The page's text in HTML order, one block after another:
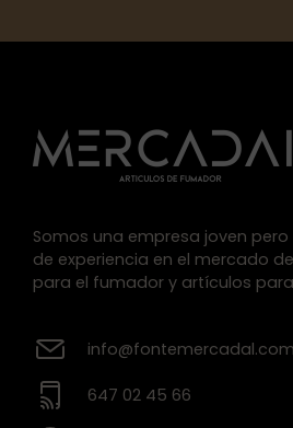
Somos una empresa joven
de experiencia en el mercado
para el fumador y artículos
info@fontemercadal.com
647 02 45 66